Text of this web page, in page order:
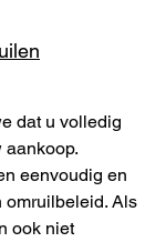
dat u volledig
aankoop.
eenvoudig en
omruilbeleid. Als
ook niet